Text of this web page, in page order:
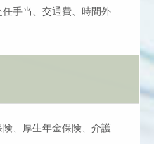
手当、交通費、時間外
、厚生年金保険、介護